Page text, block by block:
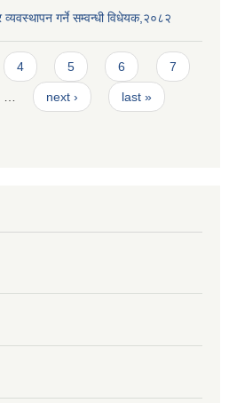
गर्ने सम्वन्धी विधेयक,२०८२
4 5 6 7
next › last »